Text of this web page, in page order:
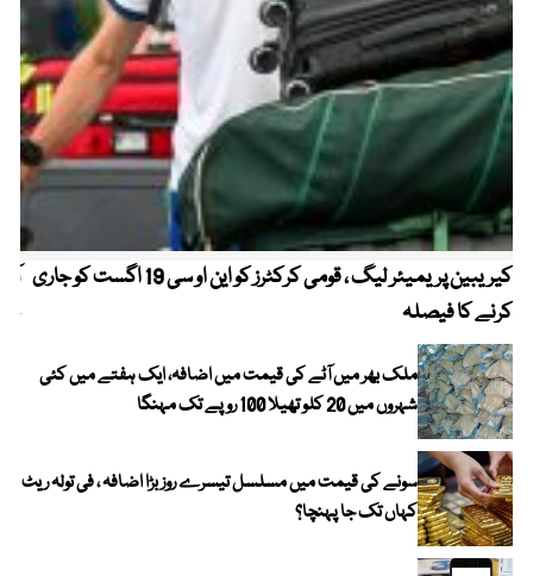
کیریبین پریمیئر لیگ ، قومی کرکٹرز کو این او سی 19 اگست کو جاری
کرنے کا فیصلہ
ملک بھر میں آٹے کی قیمت میں اضافہ، ایک ہفتے میں کئی
شہروں میں 20 کلو تھیلا 100 روپے تک مہنگا
سونے کی قیمت میں مسلسل تیسرے روز بڑا اضافہ ، فی تولہ ریٹ
کہاں تک جا پہنچا؟